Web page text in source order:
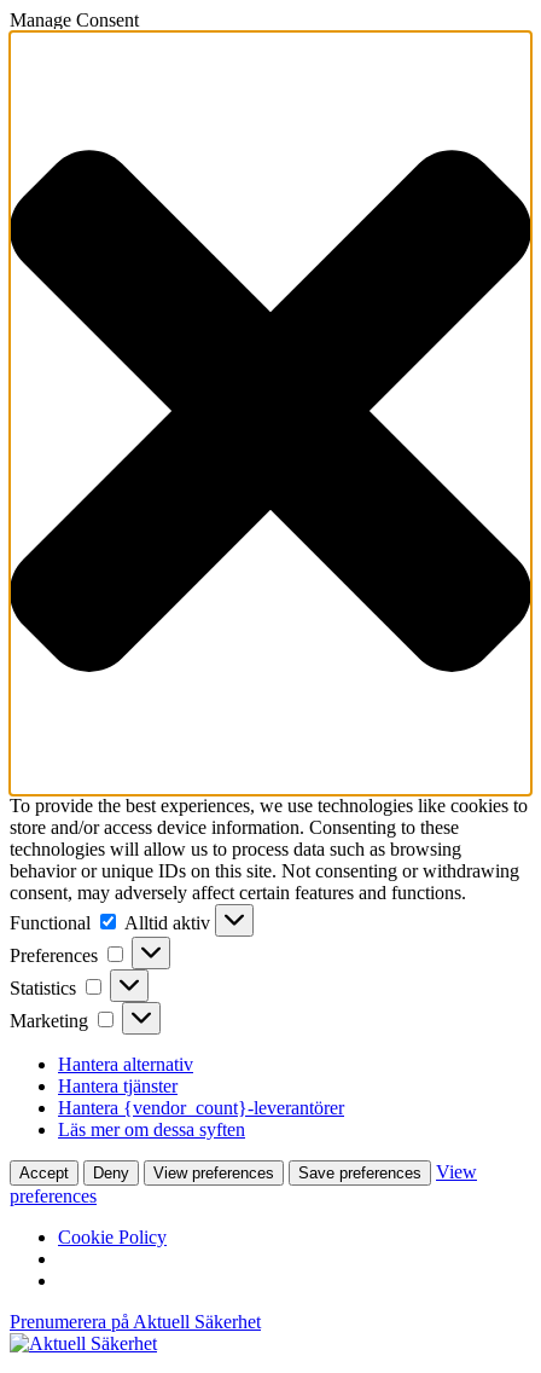
Manage Consent
To provide the best experiences, we use technologies like cookies to
store and/or access device information. Consenting to these
technologies will allow us to process data such as browsing
behavior or unique IDs on this site. Not consenting or withdrawing
consent, may adversely affect certain features and functions.
Functional
Functional
Alltid aktiv
Preferences
Preferences
Statistics Statistics
Marketing Marketing
Hantera alternativ
Hantera tjänster
Hantera {vendor_count}-leverantörer
Läs mer om dessa syften
Accept Deny View preferences Save preferences
View
preferences
Cookie Policy
Prenumerera på Aktuell Säkerhet